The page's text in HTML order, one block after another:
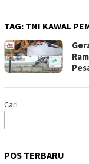
TAG: TNI KAWAL
Cari
POS TERBARU